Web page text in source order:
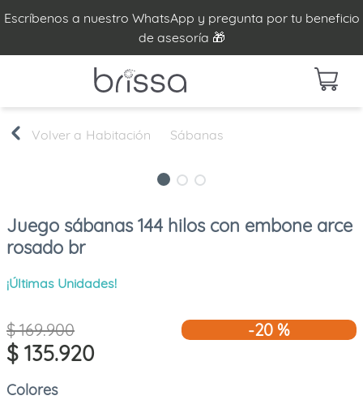
Escríbenos a nuestro WhatsApp y pregunta por tu beneficio
de asesoría 🎁
Habitación Sábanas
Juego sábanas 144 hilos con embone arce
rosado br
¡Últimas Unidades!
$ 169.900
$ 135.920
-20 %
Colores